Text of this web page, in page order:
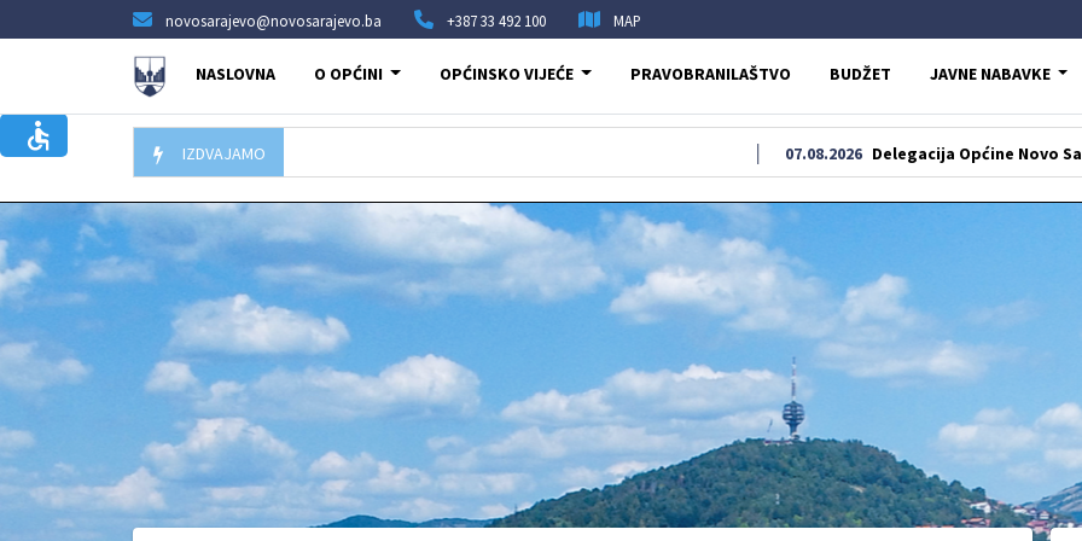
novosarajevo@novosarajevo.ba +387 33 492 100 MAP
NASLOVNA O OPĆINI OPĆINSKO VIJEĆE PRAVOBRANILAŠTVO BUDŽET JAVNE NABAVKE
IZDVAJAMO Delegacija Općine Novo Sarajevo